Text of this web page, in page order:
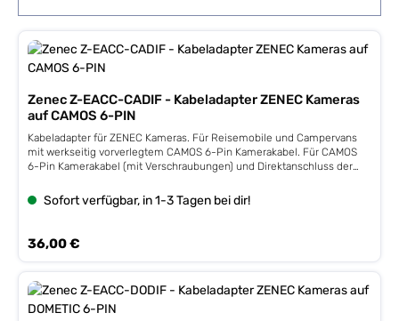
Zenec Z-EACC-CADIF - Kabeladapter ZENEC Kameras
auf CAMOS 6-PIN
Kabeladapter für ZENEC Kameras. Für Reisemobile und Campervans
mit werkseitig vorverlegtem CAMOS 6-Pin Kamerakabel. Für CAMOS
6-Pin Kamerakabel (mit Verschraubungen) und Direktanschluss der
Mini 4-Pin (f) Cinch/Poweradapter an Moniceiver und Naviceiver mit
Rückfahrkamera-Videoeingang bzw. ZENEC Multiview Eingang.
Kamerakabel, z.B. bei HYMER und ADRIA Reisemobilen sowie in
ADRIA Campervans Kompatibilität zu ZENEC Kamera-Modellen ZE-
RVSC62-MK2 ZE-RCE3701-MK2-S ZE-RVC82MT ZE-RCE3703MV ZE-
RVC150MV ZE-RVC80MV Hinweise Da die mit diesem Kabeladapter-
Set kompatiblen ZENEC Kameras unterschiedliche
Ausstattungsmerkmale aufweisen (z.B. mit Mic, ohne Mic oder auch
Sofort verfügbar, in 1-3 Tagen bei dir!
Regulärer Preis:
36,00 €